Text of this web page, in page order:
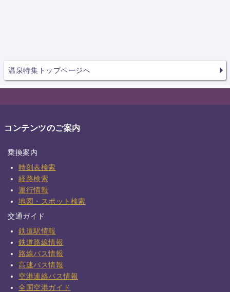
温泉特集トップページへ
コンテンツのご案内
乗換案内
時刻表検索
経路検索
運行情報
地図・スポット検索
交通ガイド
鉄道駅情報
鉄道路線情報
路線バス情報
高速バス情報
空港連絡バス情報
全国空港ガイド